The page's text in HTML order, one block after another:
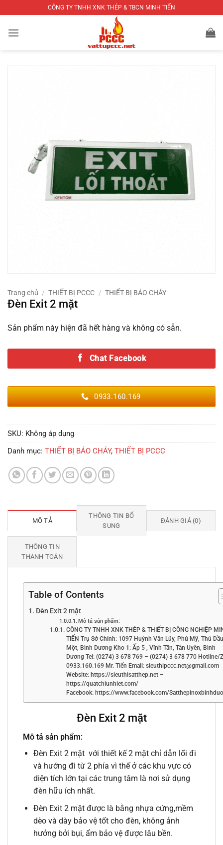
nội
CÔNG TY TNHH XNK THÉP & TBCN MINH TIẾN
Trang chủ / THIẾT BỊ PCCC / THIẾT BỊ BÁO CHÁY
Đèn Exit 2 mặt
Sản phẩm này hiện đã hết hàng và không có sẵn.
Chat Facebook
0933.160.169
SKU: Không áp dụng
Danh mục: THIẾT BỊ BÁO CHÁY, THIẾT BỊ PCCC
MÔ TẢ
THÔNG TIN BỔ
SUNG
ĐÁNH GIÁ (0)
THÔNG TIN
THANH TOÁN
Table of Contents
Đèn Exit 2 mặt
Mô tả sản phẩm:
CÔNG TY TNHH XNK THÉP & THIẾT BỊ CÔNG NGHIỆP
TIẾN Trụ Sở Chính: 1097 Huỳnh Văn Lũy, Phú Mỹ, Thủ Dầu
Một, Bình Dương Kho 1: Ấp 5 , Vĩnh Tân, Tân Uyên, Bình
Dương Tel: (0274) 3 678 769 – (0274) 3 678 770 Hotline/
0933.160.169 Mr. Tiến Email: sieuthipccc.net@gmail.com
Website: https://sieuthisatthep.net –
https://quatchiunhiet.com/
Facebook: https://www.facebook.com/
Đèn Exit 2 mặt
Mô tả sản phẩm:
Đèn Exit 2 mặt với thiết kế 2 mặt chỉ dẫn lối đi
và hướng đi từ 2 phía vì thế ở các khu vực có
diện tích lớn tại các trung tâm là nơi sử dụng
đèn hữu ích nhất.
Đèn Exit 2 mặt được là bằng nhựa cứng,mềm
dèo và dày bảo vệ tốt cho đèn, không ảnh
hưởng bởi bụi, ẩm bảo vệ được lâu bền.